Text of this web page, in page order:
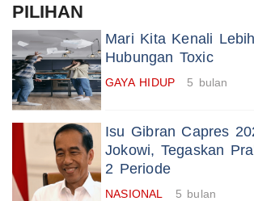
PILIHAN
Mari Kita Kenali
Hubungan Toxic
GAYA HIDUP 5 bulan
Isu Gibran Capres
Jokowi, Tegaskan
2 Periode
NASIONAL 5 bulan